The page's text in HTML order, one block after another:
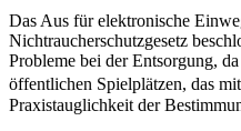
Das Aus für elektronische
Nichtraucherschutzgesetz
Probleme bei der Entsorgung,
öffentlichen Spielplätzen, das
Praxistauglichkeit der